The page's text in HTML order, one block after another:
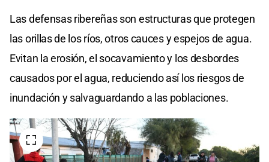
Las defensas ribereñas son estructuras que protegen
las orillas de los ríos, otros cauces y espejos de agua.
Evitan la erosión, el socavamiento y los desbordes
causados por el agua, reduciendo así los riesgos de
inundación y salvaguardando a las poblaciones.